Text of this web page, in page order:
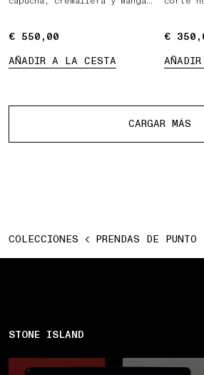
€ 550,00
€ 550,00
AÑADIR A LA CESTA
€
€
CARGAR MÁS
COLECCIONES PRENDAS DE PUNTO
STONE ISLAND